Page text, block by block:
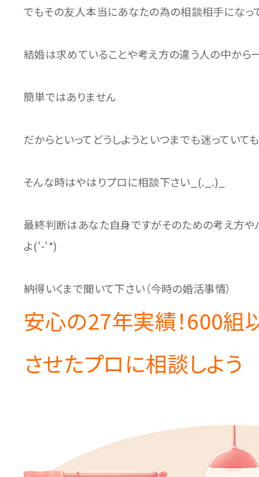
でもその友人本当にあなたの為の相談相手になっ
結婚は求めていることや考え方の違う人の中から
簡単ではありません
だからといってどうしようといつまでも迷っていて
そんな時はやはりプロに相談下さい_(._.)_
最終判断はあなた自身ですがそのための考え方
よ(‘-‘*)
納得いくまで聞いて下さい（今時の婚活事情）
安心の27年実績！600組
させたプロに相談しよう